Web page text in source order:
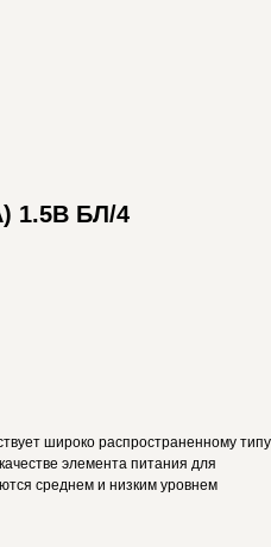
1.5В БЛ/4
широко распространенному типу
элемента питания для
среднем и низким уровнем